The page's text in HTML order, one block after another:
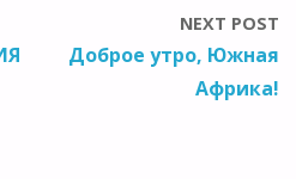
NEXT POST
Доброе утро, Южная
Африка!